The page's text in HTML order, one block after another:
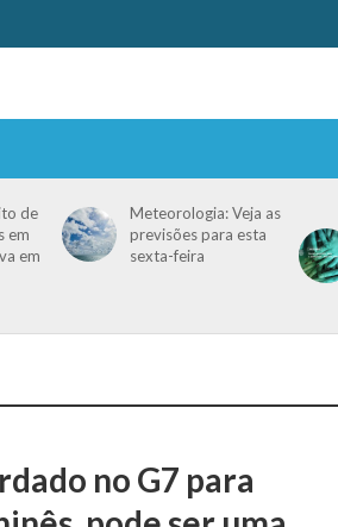
de
em
em
Meteorologia: Veja as
previsões para esta
sexta-feira
no G7 para